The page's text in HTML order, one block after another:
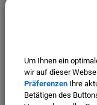
Um Ihnen ein
wir auf dieser
Präferenzen Ihre
Betätigen des